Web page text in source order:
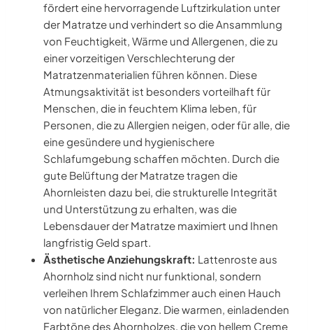
fördert eine hervorragende Luftzirkulation unter
der Matratze und verhindert so die Ansammlung
von Feuchtigkeit, Wärme und Allergenen, die zu
einer vorzeitigen Verschlechterung der
Matratzenmaterialien führen können. Diese
Atmungsaktivität ist besonders vorteilhaft für
Menschen, die in feuchtem Klima leben, für
Personen, die zu Allergien neigen, oder für alle, die
eine gesündere und hygienischere
Schlafumgebung schaffen möchten. Durch die
gute Belüftung der Matratze tragen die
Ahornleisten dazu bei, die strukturelle Integrität
und Unterstützung zu erhalten, was die
Lebensdauer der Matratze maximiert und Ihnen
langfristig Geld spart.
Ästhetische Anziehungskraft: Lattenroste aus
Ahornholz sind nicht nur funktional, sondern
verleihen Ihrem Schlafzimmer auch einen Hauch
von natürlicher Eleganz. Die warmen, einladenden
Farbtöne des Ahornholzes, die von hellem Creme